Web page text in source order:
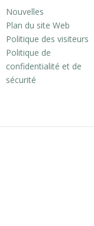
Nouvelles
Plan du site Web
Politique des visiteurs
Politique de
confidentialité et de
sécurité